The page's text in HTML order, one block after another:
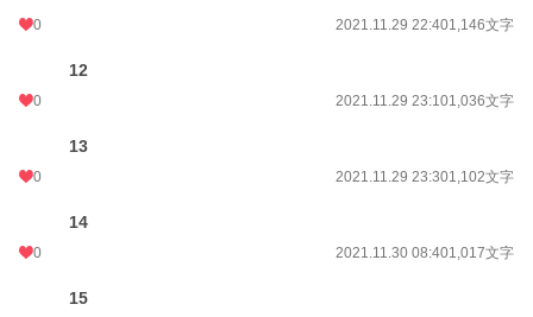
0 2021.11.29 22:401,146文字
12
0 2021.11.29 23:101,036文字
13
0 2021.11.29 23:301,102文字
14
0 2021.11.30 08:401,017文字
15